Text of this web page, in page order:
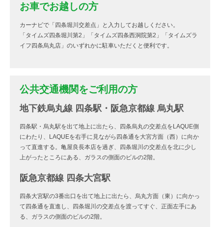
お車でお越しの方
カーナビで「四条堀川交差点」と入力してお越しください。
「タイムズ四条堀川第2」「タイムズ四条西洞院第2」「タイムズラ
イフ四条烏丸店」のいずれかに駐車いただくと便利です。
公共交通機関をご利用の方
地下鉄烏丸線 四条駅・阪急京都線 烏丸駅
四条駅・烏丸駅を出て地上に出たら、四条烏丸の交差点をLAQUE側
にわたり、LAQUEを右手に見ながら四条通を大宮方面（西）に向か
って直進する。亀屋良長本店を過ぎ、四条堀川の交差点を北に少し
上がったところにある、ガラスの側面のビルの2階。
阪急京都線 四条大宮駅
四条大宮駅の3番出口を出て地上に出たら、烏丸方面（東）に向かっ
て四条通を直進し、四条堀川の交差点を渡ってすぐ、正面左手にあ
る、ガラスの側面のビルの2階。